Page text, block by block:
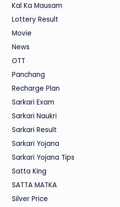
Kal Ka Mausam
Lottery Result
Movie
News
OTT
Panchang
Recharge Plan
Sarkari Exam
Sarkari Naukri
Sarkari Result
Sarkari Yojana
Sarkari Yojana Tips
Satta King
SATTA MATKA
Silver Price